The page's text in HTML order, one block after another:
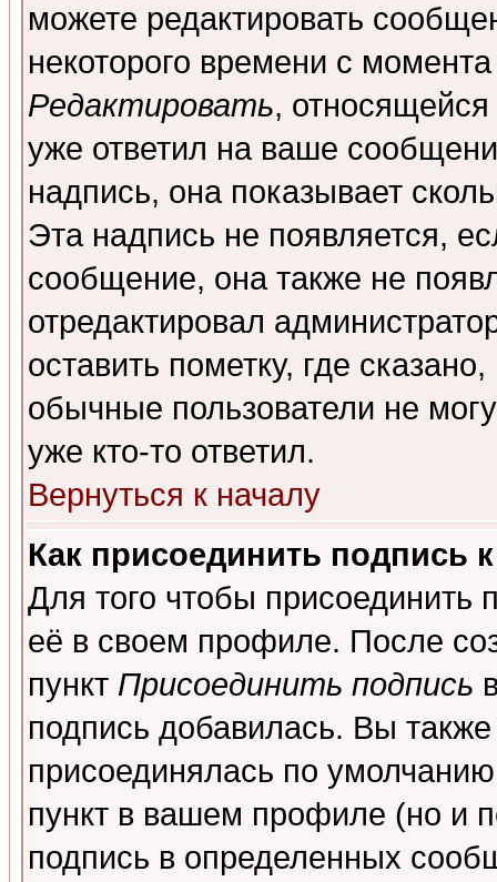
можете редактировать
некоторого времени с
Редактировать,
уже ответил на ваше
надпись, она показывает
Эта надпись не появляется,
сообщение, она также не
отредактировал
оставить пометку, где
обычные пользователи не
уже кто-то ответил.
Вернуться к началу
Как присоединить подпись
Для того чтобы присоединить
её в своем профиле. После
пункт Присоединить подпись
подпись добавилась. Вы
присоединялась по
пункт в вашем профиле (но и
подпись в определенных